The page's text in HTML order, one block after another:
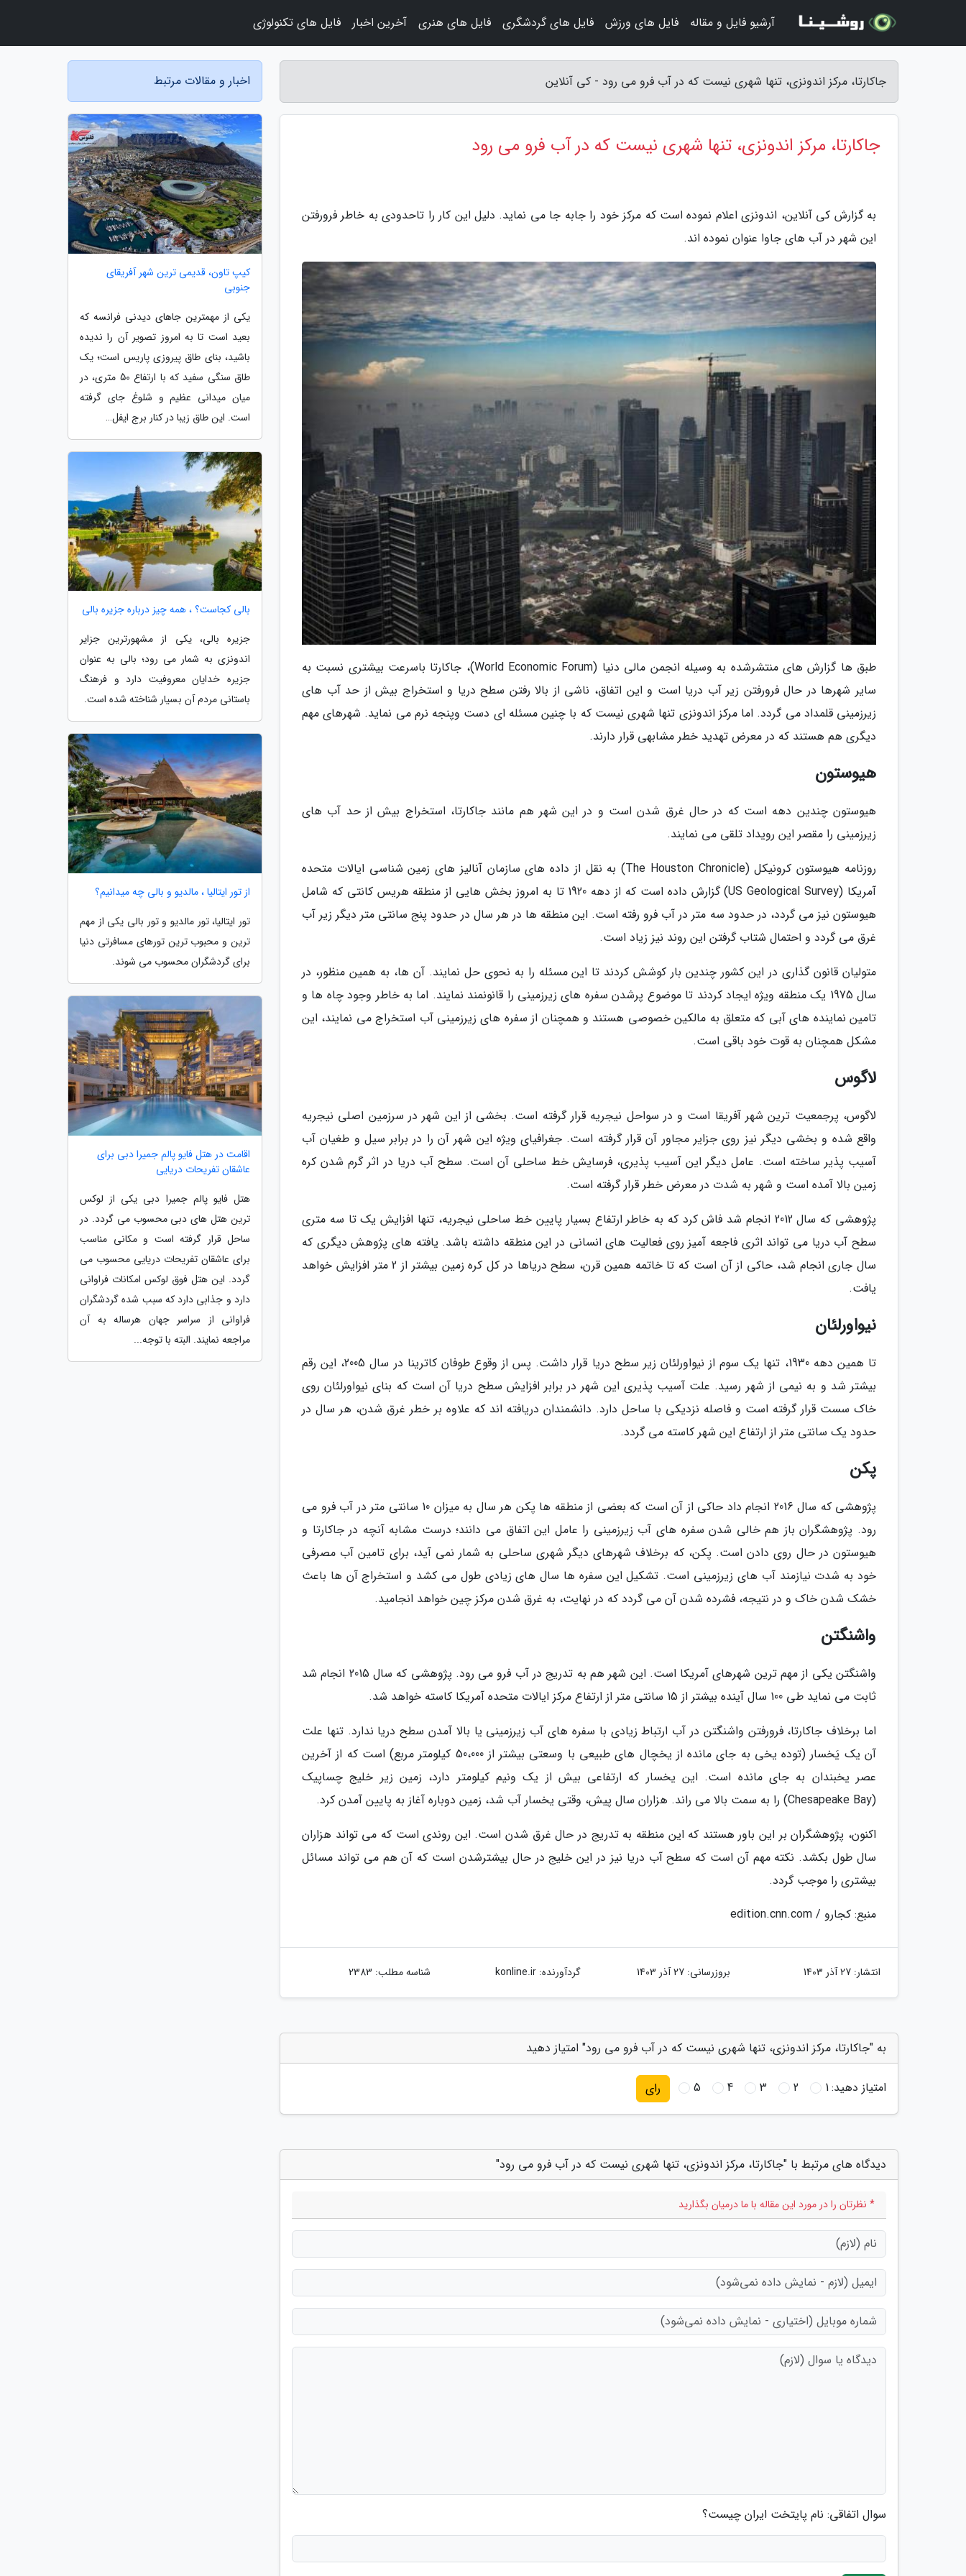
جاکارتا، مرکز اندونزی، تنها شهری نیست که در آب فرو می رود - کی آنلاین
جاکارتا، مرکز اندونزی، تنها شهری نیست که در آب فرو می رود
به گزارش کی آنلاین، اندونزی اعلام نموده است که مرکز خود را جابه جا می نماید. دلیل این کار را تاحدودی به خاطر فرورفتن
این شهر در آب های جاوا عنوان نموده اند.
طبق ها گزارش های منتشرشده به وسیله انجمن مالی دنیا (World Economic Forum)، جاکارتا باسرعت بیشتری نسبت به
سایر شهرها در حال فرورفتن زیر آب دریا است و این اتفاق، ناشی از بالا رفتن سطح دریا و استخراج بیش از حد آب های
زیرزمینی قلمداد می گردد. اما مرکز اندونزی تنها شهری نیست که با چنین مسئله ای دست وپنجه نرم می نماید. شهرهای مهم
دیگری هم هستند که در معرض تهدید خطر مشابهی قرار دارند.
هیوستون
هیوستون چندین دهه است که در حال غرق شدن است و در این شهر هم مانند جاکارتا، استخراج بیش از حد آب های
زیرزمینی را مقصر این رویداد تلقی می نمایند.
روزنامه هیوستون کرونیکل (The Houston Chronicle) به نقل از داده های سازمان آنالیز های زمین شناسی ایالات متحده
آمریکا (US Geological Survey) گزارش داده است که از دهه 1920 تا به امروز بخش هایی از منطقه هریس کانتی که شامل
هیوستون نیز می گردد، در حدود سه متر در آب فرو رفته است. این منطقه ها در هر سال در حدود پنج سانتی متر دیگر زیر آب
غرق می گردد و احتمال شتاب گرفتن این روند نیز زیاد است.
متولیان قانون گذاری در این کشور چندین بار کوشش کردند تا این مسئله را به نحوی حل نمایند. آن ها، به همین منظور، در
سال 1975 یک منطقه ویژه ایجاد کردند تا موضوع پرشدن سفره های زیرزمینی را قانونمند نمایند. اما به خاطر وجود چاه ها و
تامین نماینده های آبی که متعلق به مالکین خصوصی هستند و همچنان از سفره های زیرزمینی آب استخراج می نمایند، این
مشکل همچنان به قوت خود باقی است.
لاگوس
لاگوس، پرجمعیت ترین شهر آفریقا است و در سواحل نیجریه قرار گرفته است. بخشی از این شهر در سرزمین اصلی نیجریه
واقع شده و بخشی دیگر نیز روی جزایر مجاور آن قرار گرفته است. جغرافیای ویژه این شهر آن را در برابر سیل و طغیان آب
آسیب پذیر ساخته است. عامل دیگر این آسیب پذیری، فرسایش خط ساحلی آن است. سطح آب دریا در اثر گرم شدن کره
زمین بالا آمده است و شهر به شدت در معرض خطر قرار گرفته است.
پژوهشی که سال 2012 انجام شد فاش کرد که به خاطر ارتفاع بسیار پایین خط ساحلی نیجریه، تنها افزایش یک تا سه متری
سطح آب دریا می تواند اثری فاجعه آمیز روی فعالیت های انسانی در این منطقه داشته باشد. یافته های پژوهش دیگری که
سال جاری انجام شد، حاکی از آن است که تا خاتمه همین قرن، سطح دریاها در کل کره زمین بیشتر از 2 متر افزایش خواهد
یافت.
نیواورلئان
تا همین دهه 1930، تنها یک سوم از نیواورلئان زیر سطح دریا قرار داشت. پس از وقوع طوفان کاترینا در سال 2005، این رقم
بیشتر شد و به نیمی از شهر رسید. علت آسیب پذیری این شهر در برابر افزایش سطح دریا آن است که بنای نیواورلئان روی
خاک سست قرار گرفته است و فاصله نزدیکی با ساحل دارد. دانشمندان دریافته اند که علاوه بر خطر غرق شدن، هر سال در
حدود یک سانتی متر از ارتفاع این شهر کاسته می گردد.
پکن
پژوهشی که سال 2016 انجام داد حاکی از آن است که بعضی از منطقه ها پکن هر سال به میزان 10 سانتی متر در آب فرو می
رود. پژوهشگران باز هم خالی شدن سفره های آب زیرزمینی را عامل این اتفاق می دانند؛ درست مشابه آنچه در جاکارتا و
هیوستون در حال روی دادن است. پکن، که برخلاف شهرهای دیگر شهری ساحلی به شمار نمی آید، برای تامین آب مصرفی
خود به شدت نیازمند آب های زیرزمینی است. تشکیل این سفره ها سال های زیادی طول می کشد و استخراج آن ها باعث
خشک شدن خاک و در نتیجه، فشرده شدن آن می گردد که در نهایت، به غرق شدن مرکز چین خواهد انجامید.
واشنگتن
واشنگتن یکی از مهم ترین شهرهای آمریکا است. این شهر هم به تدریج در آب فرو می رود. پژوهشی که سال 2015 انجام شد
ثابت می نماید طی 100 سال آینده بیشتر از 15 سانتی متر از ارتفاع مرکز ایالات متحده آمریکا کاسته خواهد شد.
اما برخلاف جاکارتا، فرورفتن واشنگتن در آب ارتباط زیادی با سفره های آب زیرزمینی یا بالا آمدن سطح دریا ندارد. تنها علت
آن یک یَخسار (توده یخی به جای مانده از یخچال های طبیعی با وسعتی بیشتر از 50،000 کیلومتر مربع) است که از آخرین
عصر یخبندان به جای مانده است. این یخسار که ارتفاعی بیش از یک ونیم کیلومتر دارد، زمین زیر خلیج چساپیک
(Chesapeake Bay) را به سمت بالا می راند. هزاران سال پیش، وقتی یخسار آب شد، زمین دوباره آغاز به پایین آمدن کرد.
اکنون، پژوهشگران بر این باور هستند که این منطقه به تدریج در حال غرق شدن است. این روندی است که می تواند هزاران
سال طول بکشد. نکته مهم آن است که سطح آب دریا نیز در این خلیج در حال بیشترشدن است که آن هم می تواند مسائل
بیشتری را موجب گردد.
منبع: کجارو / edition.cnn.com
انتشار: 27 آذر 1403 بروزرسانی: 27 آذر 1403 گردآورنده:konline.ir شناسه مطلب: 2383
به "جاکارتا، مرکز اندونزی، تنها شهری نیست که در آب فرو می رود" امتیاز دهید
امتیاز دهید:1
2
3
4
5 رای
دیدگاه های مرتبط با "جاکارتا، مرکز اندونزی، تنها شهری نیست که در آب فرو می رود"
* نظرتان را در مورد این مقاله با ما درمیان بگذارید
سوال اتفاقی: نام پایتخت ایران چیست؟
اخبار و مقالات مرتبط
کیپ تاون، قدیمی ترین شهر آفریقای
جنوبی
یکی از مهمترین جاهای دیدنی فرانسه که
بعید است تا به امروز تصویر آن را ندیده
باشید، بنای طاق پیروزی پاریس است؛ یک
طاق سنگی سفید که با ارتفاع 50 متری، در
میان میدانی عظیم و شلوغ جای گرفته
است. این طاق زیبا در کنار برج ایفل…
بالی کجاست؟ ، همه چیز درباره جزیره بالی
جزیره بالی، یکی از مشهورترین جزایر
اندونزی به شمار می رود؛ بالی به عنوان
جزیره خدایان معروفیت دارد و فرهنگ
باستانی مردم آن بسیار شناخته شده است.
از تور ایتالیا ، مالدیو و بالی چه میدانیم؟
تور ایتالیا، تور مالدیو و تور بالی یکی از مهم
ترین و محبوب ترین تورهای مسافرتی دنیا
برای گردشگران محسوب می شوند.
اقامت در هتل فایو پالم جمیرا دبی برای
عاشقان تفریحات دریایی
هتل فایو پالم جمیرا دبی یکی از لوکس
ترین هتل های دبی محسوب می گردد. در
ساحل قرار گرفته است و مکانی مناسب
برای عاشقان تفریحات دریایی محسوب می
گردد. این هتل فوق لوکس امکانات فراوانی
دارد و جذابی دارد که سبب شده گردشگران
فراوانی از سراسر جهان هرساله به آن
مراجعه نمایند. البته با توجه...
آرشیو فایل و مقاله فایل های ورزش فایل های گردشگری فایل های هنری آخرین اخبار فایل های تکنولوژی